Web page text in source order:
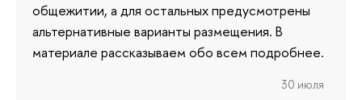
общежитии, а для остальных предусмотрены
альтернативные варианты размещения. В
материале рассказываем обо всем подробнее.
30 июля